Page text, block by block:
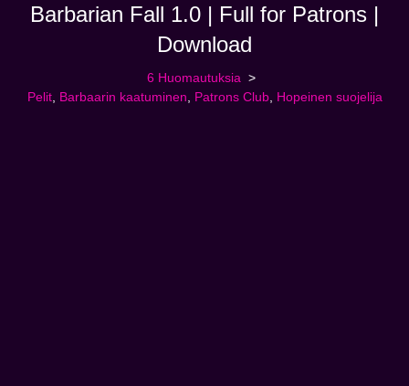
Barbarian Fall 1.0 | Full for Patrons |
Download
6 Huomautuksia
Pelit, Barbaarin kaatuminen Patrons Club, Hopeinen suojelija